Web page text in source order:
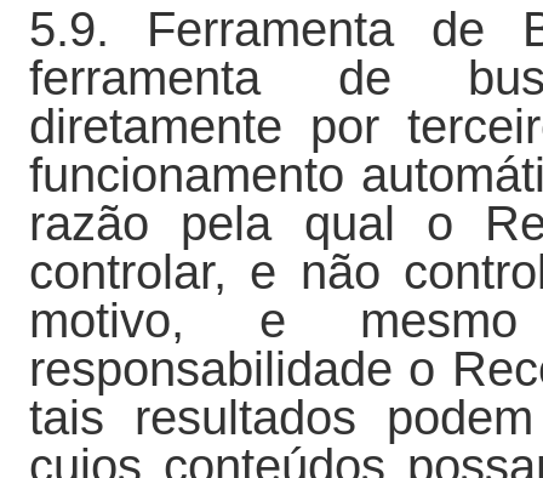
5.9. Ferramenta de
ferramenta de
diretamente por
funcionamento
razão pela qual o
controlar, e não
motivo, e
responsabilidade o
tais resultados
cujos conteúdos